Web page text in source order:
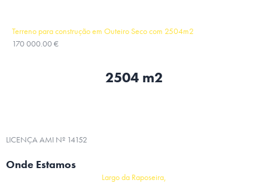
Terreno para construção em Outeiro Seco com 2504m2
170 000.00 €
2504 m2
LICENÇA AMI Nº 14152
Onde Estamos
Largo da Raposeira,